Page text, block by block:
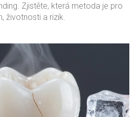
Zjistěte, která metoda je pro
životnosti a rizik.